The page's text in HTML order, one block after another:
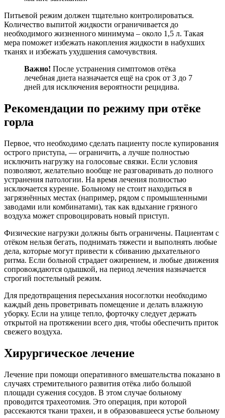
Питьевой режим должен тщательно контролироваться.
Количество выпитой жидкости ограничивается до
необходимого жизненного минимума – около 1,5 л. Такая
мера поможет избежать накопления жидкости в набухших
тканях и избежать ухудшения самочувствия.
Важно! После устранения симптомов отёка
лечебная диета назначается ещё на срок от 3 до 7
дней для исключения вероятности рецидива.
Рекомендации по режиму при отёке
горла
Первое, что необходимо сделать пациенту после купирования
острого приступа, — ограничить, а лучше полностью
исключить нагрузку на голосовые связки. Если условия
позволяют, желательно вообще не разговаривать до полного
устранения патологии. На время лечения полностью
исключается курение. Больному не стоит находиться в
загрязнённых местах (например, рядом с промышленными
заводами или комбинатами), так как вдыхание грязного
воздуха может спровоцировать новый приступ.
Физические нагрузки должны быть ограничены. Пациентам с
отёком нельзя бегать, поднимать тяжести и выполнять любые
дела, которые могут привести к сбиванию дыхательного
ритма. Если больной страдает ожирением, и любые движения
сопровождаются одышкой, на период лечения назначается
строгий постельный режим.
Для предотвращения пересыхания носоглотки необходимо
каждый день проветривать помещение и делать влажную
уборку. Если на улице тепло, форточку следует держать
открытой на протяжении всего дня, чтобы обеспечить приток
свежего воздуха.
Хирургическое лечение
Лечение при помощи оперативного вмешательства показано в
случаях стремительного развития отёка либо большой
площади сужения сосудов. В этом случае больному
проводится трахеотомия. Это операция, при которой
рассекаются ткани трахеи, и в образовавшееся устье больному